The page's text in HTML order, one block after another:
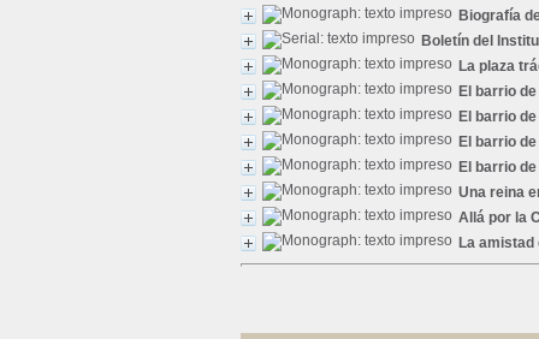
Biografía
Boletín del
La plaza
El barrio
El barrio
El barrio
El barrio
Una reina
Allá por la
La